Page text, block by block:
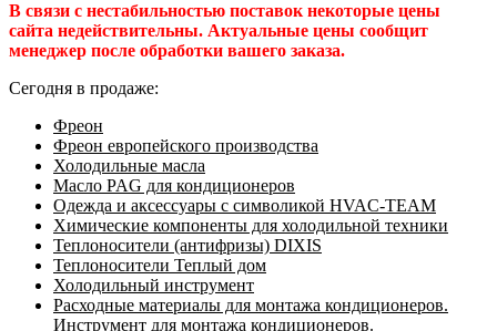
В связи с нестабильностью поставок некоторые цены
сайта недействительны. Актуальные цены сообщит
менеджер после обработки вашего заказа.
Сегодня в продаже:
Фреон
Фреон европейского производства
Холодильные масла
Масло PAG для кондиционеров
Одежда и аксессуары с символикой HVAC-TEAM
Химические компоненты для холодильной техники
Теплоносители (антифризы) DIXIS
Теплоносители Теплый дом
Холодильный инструмент
Расходные материалы для монтажа кондиционеров.
Инструмент для монтажа кондиционеров.